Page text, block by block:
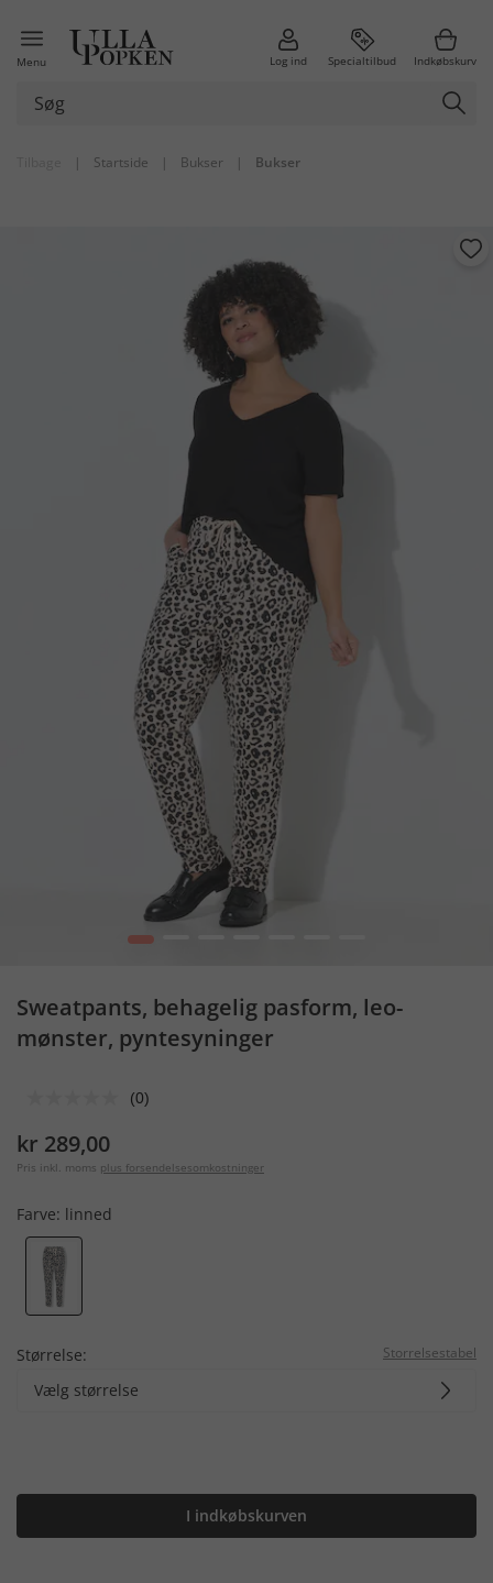
Menu Log ind Specialtilbud Indkøbskurv
| Startside | Bukser | Bukser
1
Sweatpants, behagelig pasform, leo-
mønster, pyntesyninger
(0)
kr 289,00
Pris inkl. moms plus forsendelsesomkostninger
Farve: linned
Størrelse: Storrelsestabel
Vælg størrelse
I indkøbskurven